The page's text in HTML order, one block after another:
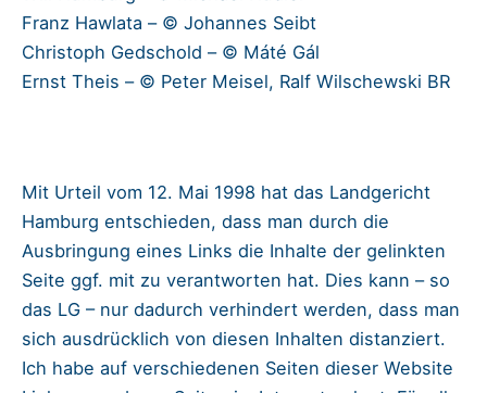
Franz Hawlata – © Johannes Seibt
Christoph Gedschold – © Máté Gál
Ernst Theis – © Peter Meisel, Ralf Wilschewski BR
Mit Urteil vom 12. Mai 1998 hat das Landgericht
Hamburg entschieden, dass man durch die
Ausbringung eines Links die Inhalte der gelinkten
Seite ggf. mit zu verantworten hat. Dies kann – so
das LG – nur dadurch verhindert werden, dass man
sich ausdrücklich von diesen Inhalten distanziert.
Ich habe auf verschiedenen Seiten dieser Website